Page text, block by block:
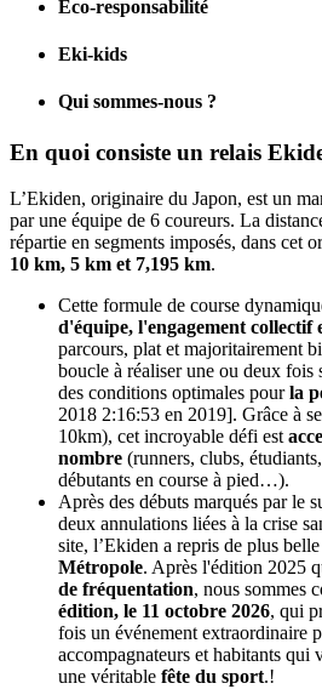
Éco-responsabilité
Eki-kids
Qui sommes-nous ?
En quoi consiste un relais
L’Ekiden, originaire du Japon, est un
par une équipe de 6 coureurs. La
répartie en segments imposés, dans cet
10 km, 5 km et 7,195 km.
Cette formule de course
d'équipe, l'engagement collectif
parcours, plat et majoritairement
boucle à réaliser une ou deux fois
des conditions optimales pourla
2018 2:16:53 en 2019]. Grâce à
10km), cet incroyable défi est
nombre (runners, clubs,
débutants en course à pied…).
Après des débuts marqués par le
deux annulations liées à la crise
site, l’Ekiden a repris de plus
Métropole. Après l'édition 2025
de fréquentation, nous sommes
édition, le 11 octobre 2026, qui
fois un événement extraordinaire
accompagnateurs et habitants
une véritable fête du sport.!